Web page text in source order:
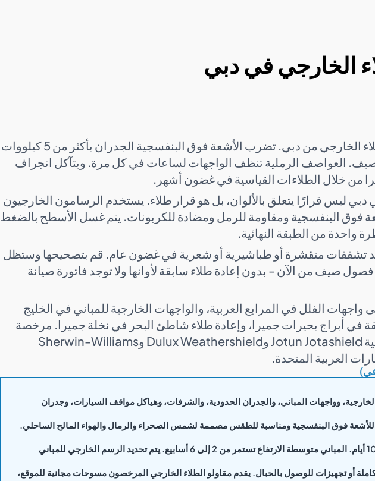
الخارجي في دبي
هناك مدن قليلة أكثر صرامة في الطلاء الخارجي من دبي. تضرب الأشعة فوق البنفسجية الجدران بأكثر من 5 كيلووات
العواصف الرملية تنظف الواجهات لساعات في كل مرة. ويتآكل انجراف
من خلال الطلاءات القياسية في غضون أشهر.
ليس قرارًا يتعلق بالألوان، بل هو قرار طلاء. يستخدم الرسامون الخارجيون
فوق البنفسجية ومقاومة للرمل ومضادة للكربونات. يتم غسل الأسطح بالضغط
واحدة من الطبقة النهائية.
تشققات متقشرة أو طباشيرية أو شعرية في غضون عام. قم بتصحيحها وستظل
صيف من الآن - بدون إعادة طلاء سابقة لأوانها ولا توجد فاتورة صيانة
الفلل في المرابع العربية، والواجهات الخارجية للمباني في الخليج
في أبراج بحيرات جميرا، وإعادة طلاء شاطئ البحر في نخلة جميرا. مرخصة
ومؤمنة ومدربة على الأنظمة الخارجية Jotun Jotashield وDulux Weathershield وSherwin-Williams
العربية المتحدة.
وواجهات المباني، والجدران الحدودية، والشرفات، وهياكل مواقف السيارات، وجدران
للأشعة فوق البنفسجية ومناسبة للطقس مصممة لشمس الصحراء والرمال والهواء المالح الساحلي.
يستغرق التصميم الخارجي للفيلا من 5 إلى 10 أيام. المباني متوسطة الارتفاع تستمر من 2 إلى 6 أسابيع. يتم تحديد الرسم الخارجي للمباني
أو تجهيزات للوصول بالحبال. يقدم مقاولو الطلاء الخارجي المرخصون مسوحات مجانية للموقع،